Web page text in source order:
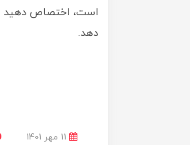
است، ‌اختصاص دهید و
دهد.